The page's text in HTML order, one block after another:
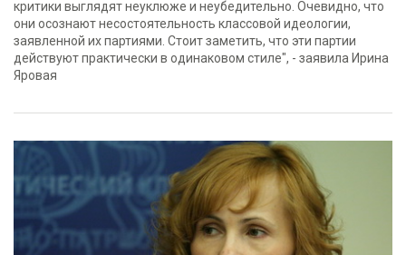
критики выглядят неуклюже и неубедительно. Очевидно, что
они осознают несостоятельность классовой идеологии,
заявленной их партиями. Стоит заметить, что эти партии
действуют практически в одинаковом стиле", - заявила Ирина
Яровая